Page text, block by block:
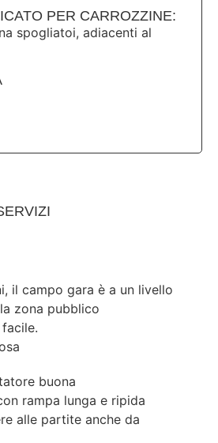
PER CARROZZINE:
spogliatoi, adiacenti al
il campo gara è a un livello
zona pubblico
buona
rampa lunga e ripida
alle partite anche da